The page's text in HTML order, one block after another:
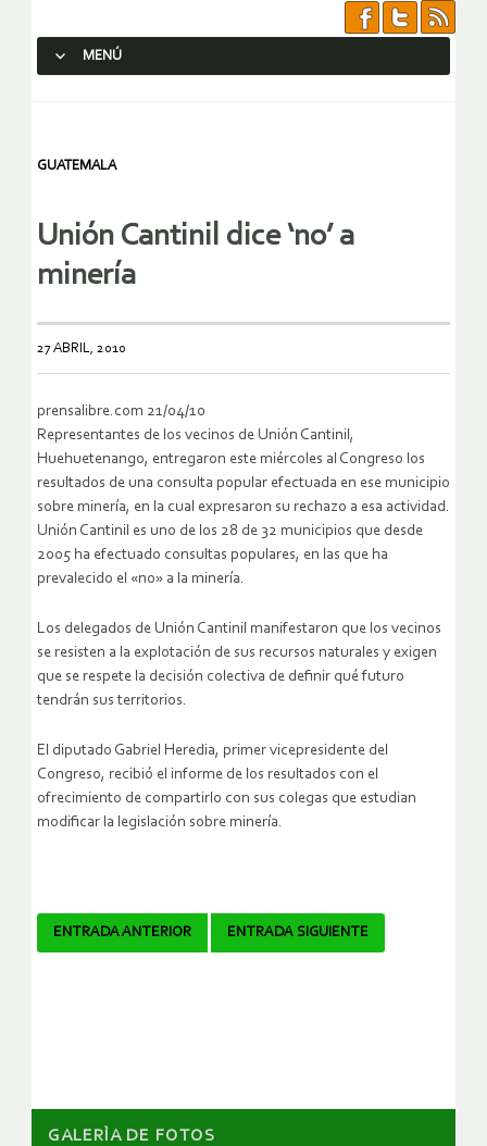
MENÚ
GUATEMALA
Unión Cantinil dice ‘no’ a
minería
27 ABRIL, 2010
prensalibre.com 21/04/10
Representantes de los vecinos de Unión Cantinil,
Huehuetenango, entregaron este miércoles al Congreso los
resultados de una consulta popular efectuada en ese municipio
sobre minería, en la cual expresaron su rechazo a esa actividad.
Unión Cantinil es uno de los 28 de 32 municipios que desde
2005 ha efectuado consultas populares, en las que ha
prevalecido el «no» a la minería.
Los delegados de Unión Cantinil manifestaron que los vecinos
se resisten a la explotación de sus recursos naturales y exigen
que se respete la decisión colectiva de definir qué futuro
tendrán sus territorios.
El diputado Gabriel Heredia, primer vicepresidente del
Congreso, recibió el informe de los resultados con el
ofrecimiento de compartirlo con sus colegas que estudian
modificar la legislación sobre minería.
Navegador
ENTRADA ANTERIOR ENTRADA SIGUIENTE
GALERÌA DE FOTOS